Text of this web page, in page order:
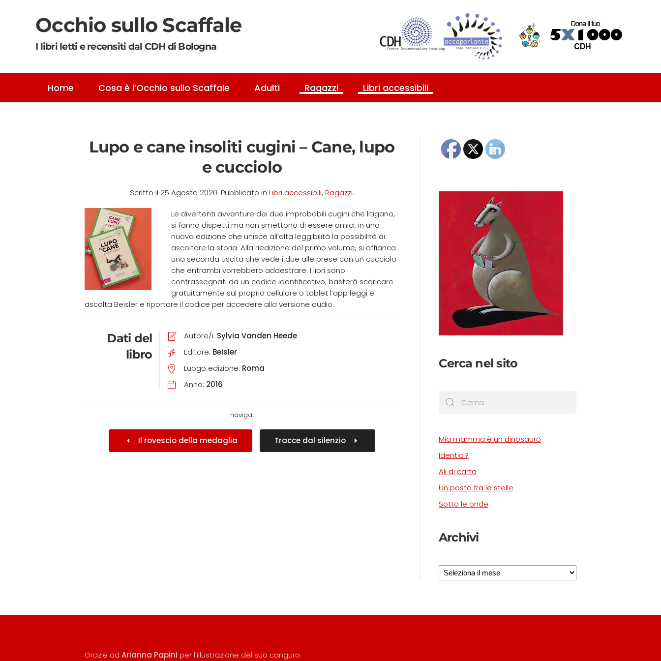
Skip to main content
Occhio sullo Scaffale
I libri letti e recensiti dal CDH di Bologna
Home Cosa è l’Occhio sullo Scaffale Adulti Ragazzi Libri accessibili
Lupo e cane insoliti cugini – Cane, lupo
e cucciolo
Scritto il 25 Agosto 2020. Pubblicato in Libri accessibili, Ragazzi.
Le divertenti avventure dei due improbabili cugini che litigano,
si fanno dispetti ma non smettono di essere amici, in una
nuova edizione che unisce all’alta leggibilità la possibilità di
ascoltare la storia. Alla riedizione del primo volume, si affianca
una seconda uscita che vede i due alle prese con un cucciolo
che entrambi vorrebbero addestrare. I libri sono
contrassegnati da un codice identificativo, basterà scaricare
gratuitamente sul proprio cellulare o tablet l’app leggi e
ascolta Beisler e riportare il codice per accedere alla versione audio.
Dati del
libro
Autore/i: Sylvia Vanden Heede
Editore: Beisler
Luogo edizione: Roma
Anno: 2016
naviga:
Il rovescio della medaglia Tracce dal silenzio
Cerca nel sito
Mia mamma è un dinosauro
Identici?
Ali di carta
Un posto fra le stelle
Sotto le onde
Archivi
Archivi
Grazie ad Arianna Papini per l’illustrazione del suo canguro.